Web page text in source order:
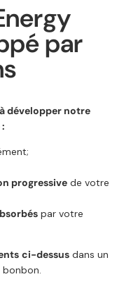
par
développer notre
progressive de votre
par votre
ci-dessus dans un